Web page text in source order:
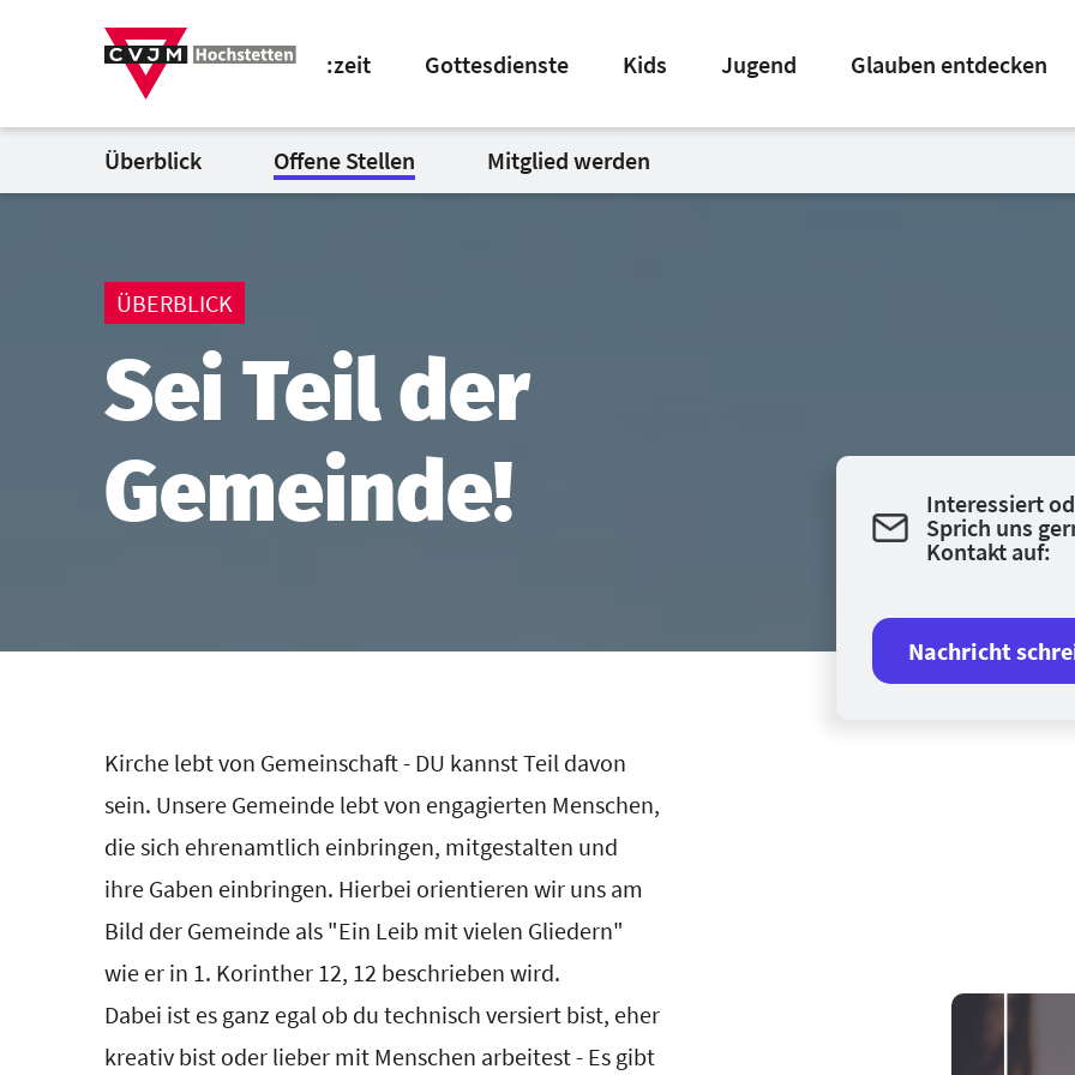
:zeit Gottesdienste Kids Jugend Glauben entdecken
Überblick Offene Stellen Mitglied werden
ÜBERBLICK
Sei Teil der
Gemeinde!
Interessiert
Sprich uns
Kontakt auf:
Nachricht
Kirche lebt von Gemeinschaft - DU kannst Teil davon
sein. Unsere Gemeinde lebt von engagierten Menschen,
die sich ehrenamtlich einbringen, mitgestalten und
ihre Gaben einbringen. Hierbei orientieren wir uns am
Bild der Gemeinde als "Ein Leib mit vielen Gliedern"
wie er in 1. Korinther 12, 12 beschrieben wird.
Dabei ist es ganz egal ob du technisch versiert bist, eher
kreativ bist oder lieber mit Menschen arbeitest - Es gibt